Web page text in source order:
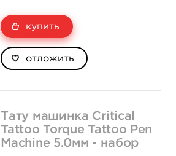
купить
отложить
Тату машинка Critical
Tattoo Torque Tattoo Pen
Machine 5.0мм - набор